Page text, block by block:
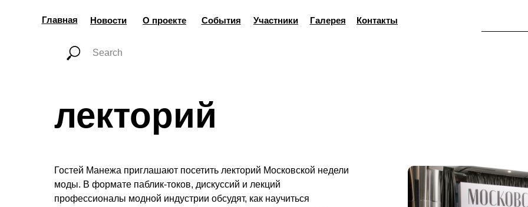
О проекте События Участники Галерея Контакты
Главная Новости
лекторий
Гостей Манежа приглашают посетить лекторий Московской недели
моды. В формате паблик-токов, дискуссий и лекций
профессионалы модной индустрии обсудят, как научиться